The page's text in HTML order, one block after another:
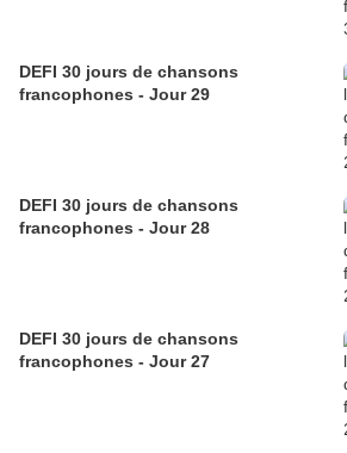
DEFI 30 jours de chansons
francophones - Jour 29
DEFI 30 jours de chansons
francophones - Jour 28
DEFI 30 jours de chansons
francophones - Jour 27